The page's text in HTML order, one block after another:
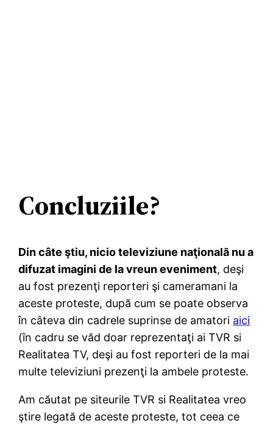
Concluziile?
Din câte ştiu, nicio televiziune naţională nu a
difuzat imagini de la vreun eveniment, deşi
au fost prezenţi reporteri şi cameramani la
aceste proteste, după cum se poate observa
în câteva din cadrele suprinse de amatori aici
(în cadru se văd doar reprezentaţi ai TVR si
Realitatea TV, deşi au fost reporteri de la mai
multe televiziuni prezenţi la ambele proteste.
Am căutat pe siteurile TVR si Realitatea vreo
ştire legată de aceste proteste, tot ceea ce